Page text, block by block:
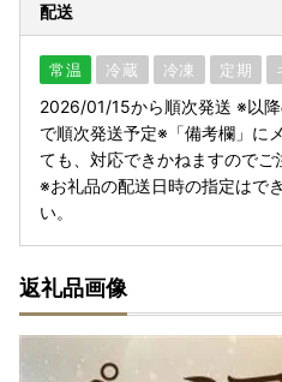
配送
常温 冷蔵 冷凍 定期
2026/01/15から順次発送 ※以
で順次発送予定※「備考欄」に
ても、対応できかねますのでご
※お礼品の配送日時の指定はで
い。
返礼品画像